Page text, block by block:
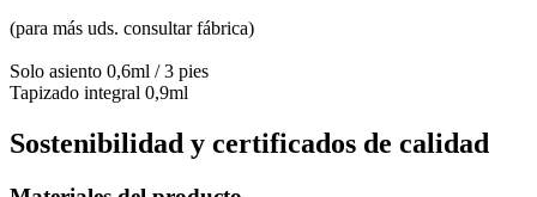
(para más uds. consultar fábrica)
Solo asiento 0,6ml / 3 pies
Tapizado integral 0,9ml
Sostenibilidad y certificados de calidad